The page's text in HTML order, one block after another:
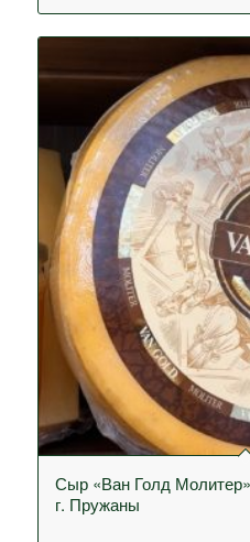
Сыр «Ван Голд
г. Пружаны